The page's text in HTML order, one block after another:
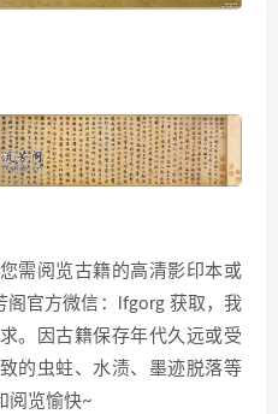
需阅览古籍的高清影印本或
阁官方微信：lfgorg 获取，我
。因古籍保存年代久远或受
的虫蛀、水渍、墨迹脱落等
阅览愉快~